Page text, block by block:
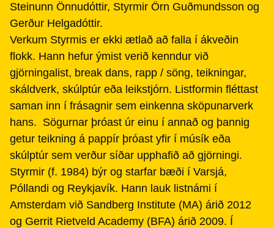
Steinunn Önnudóttir, Styrmir Örn Guðmundsson og
Gerður Helgadóttir.
Verkum Styrmis er ekki ætlað að falla í ákveðin
flokk. Hann hefur ýmist verið kenndur við
gjörningalist, break dans, rapp / söng, teikningar,
skáldverk, skúlptúr eða leikstjórn. Listformin fléttast
saman inn í frásagnir sem einkenna sköpunarverk
hans. Sögurnar þróast úr einu í annað og þannig
getur teikning á pappír þróast yfir í músík eða
skúlptúr sem verður síðar upphafið að gjörningi.
Styrmir (f. 1984) býr og starfar bæði í Varsjá,
Póllandi og Reykjavík. Hann lauk listnámi í
Amsterdam við Sandberg Institute (MA) árið 2012
og Gerrit Rietveld Academy (BFA) árið 2009. Í